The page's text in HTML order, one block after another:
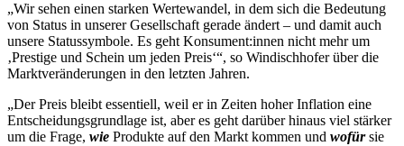
„Wir sehen einen starken Wertewandel, in dem sich die Bedeutung
von Status in unserer Gesellschaft gerade ändert – und damit auch
unsere Statussymbole. Es geht Konsument:innen nicht mehr um
‚Prestige und Schein um jeden Preis‘“, so Windischhofer über die
Marktveränderungen in den letzten Jahren.
„Der Preis bleibt essentiell, weil er in Zeiten hoher Inflation eine
Entscheidungsgrundlage ist, aber es geht darüber hinaus viel stärker
um die Frage, wie Produkte auf den Markt kommen und wofürsie